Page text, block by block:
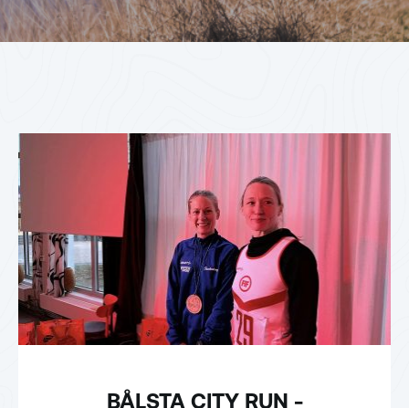
BÅLSTA CITY RUN -